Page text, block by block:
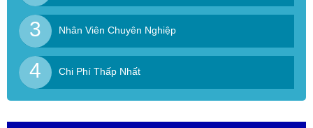
3 Nhân Viên Chuyên Nghiệp
4 Chi Phí Thấp Nhất